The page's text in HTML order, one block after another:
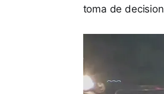
toma de